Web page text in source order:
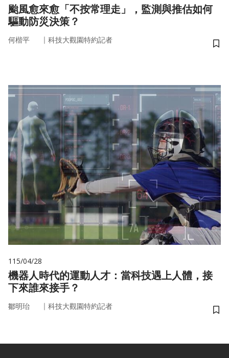
颱風愈來愈「不按常理走」，監測與推估如何
驅動防災決策？
何楷平 ｜ 科技大觀園特約記者
儲
115/04/28
機器人時代的運動人才：當科技遇上人體，接
下來誰來接手？
鄒明珆 ｜ 科技大觀園特約記者
儲